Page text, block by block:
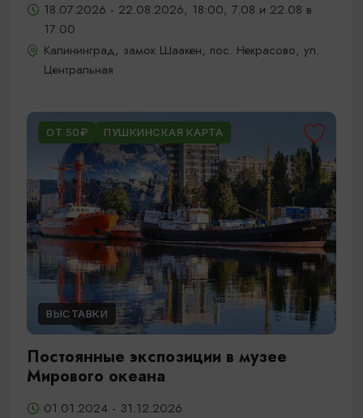
18.07.2026 - 22.08.2026, 18:00, 7.08 и 22.08 в
17:00
Калининград, замок Шаакен, пос. Некрасово, ул.
Центральная
ОТ 50₽ ПУШКИНСКАЯ КАРТА
ВЫСТАВКИ
Постоянные экспозиции в музее
Мирового океана
01.01.2024 - 31.12.2026